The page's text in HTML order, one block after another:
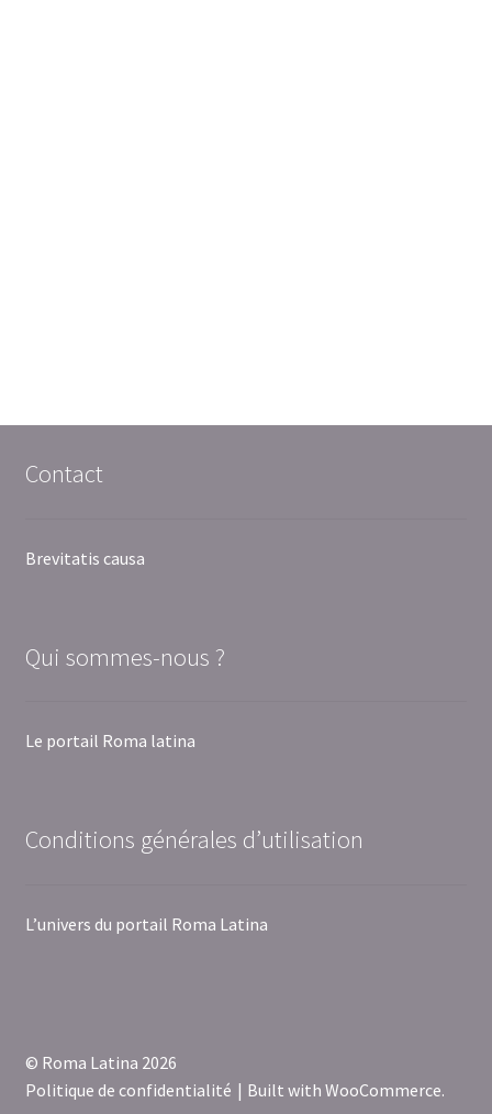
Contact
Brevitatis causa
Qui sommes-nous ?
Le portail Roma latina
Conditions générales d’utilisation
L’univers du portail Roma Latina
© Roma Latina 2026
Politique de confidentialité
Built with WooCommerce.